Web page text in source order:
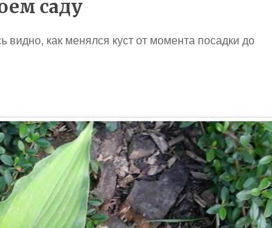
саду
как менялся куст от момента посадки до